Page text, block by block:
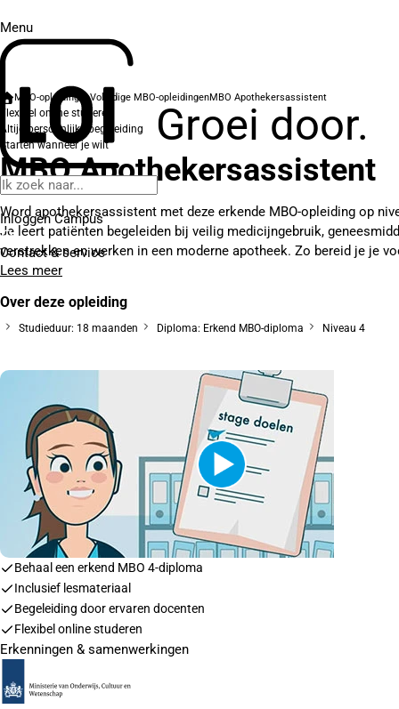
Menu
Groei door.
Inloggen Campus
Contact& service
MBO-opleidingenVolledige MBO-opleidingenMBO Apothekersassistent
Flexibel online studeren
Altijd persoonlijke begeleiding
Starten wanneer je wilt
MBO Apothekersassistent
Word apothekersassistent met deze erkende MBO-opleiding op
Je leert patiënten begeleiden bij veilig medicijngebruik,
verstrekken en werken in een moderne apotheek. Zo bereid je je
Lees meer
Over deze opleiding
Studieduur: 18 maanden Diploma: Erkend MBO-diploma Niveau 4
Behaal een erkend MBO 4-diploma
Inclusief lesmateriaal
Begeleiding door ervaren docenten
Flexibel online studeren
Erkenningen & samenwerkingen